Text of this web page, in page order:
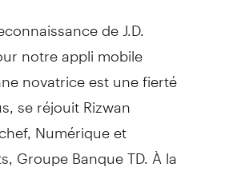
de J.D.
notre appli mobile
novatrice est une fierté
se réjouit Rizwan
Numérique et
Groupe Banque TD. À la